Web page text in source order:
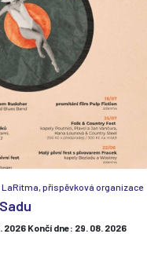
příspěvková organizace
2026 Končí dne: 29. 08. 2026